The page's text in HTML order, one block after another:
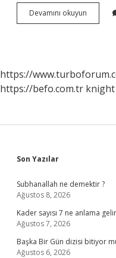
Devamını okuyun
Zemin
Anlama
Gelir
https://
https://befo.com.tr
Sidebar
Son Yazılar
Subhanallah ne demektir ?
Ağustos 8, 2026
Kader sayısı 7 ne anlama
Ağustos 7, 2026
Başka Bir Gün dizisi bitiyor
Ağustos 6, 2026